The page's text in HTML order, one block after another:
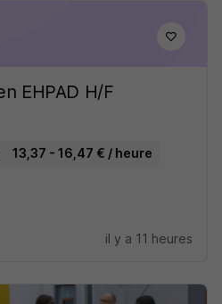
EHPAD H/F
13,37 - 16,47 € / heure
il y a 11 heures